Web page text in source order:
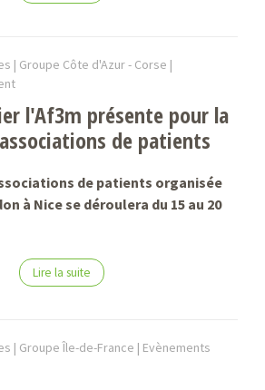
| Groupe Côte d'Azur - Corse |
l'Af3m présente pour la
de patients
de patients organisée
à Nice se déroulera du 15 au 20
Lire la suite
| Groupe Île-de-France | Evènements